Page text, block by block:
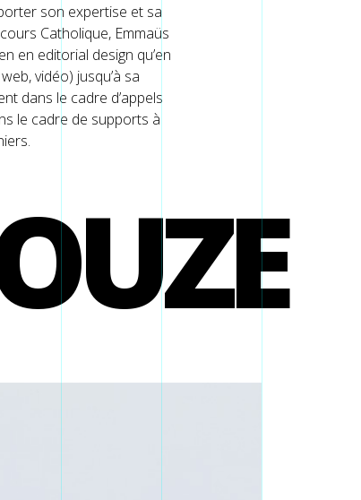
son expertise et sa
Catholique, Emmaüs
en editorial design qu’en
vidéo) jusqu’à sa
dans le cadre d’appels
le cadre de supports à